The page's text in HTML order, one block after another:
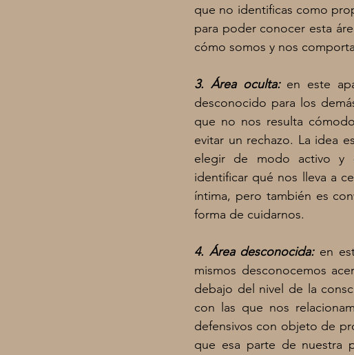
que no identificas como
para poder conocer esta
cómo somos y nos
3. Área oculta: en este
desconocido para los
que no nos resulta
evitar un rechazo. La idea
elegir de modo activo y
identificar qué nos lleva a
íntima, pero también es
forma de cuidarnos.
4. Área desconocida: en
mismos desconocemos
debajo del nivel de la
con las que nos
defensivos con objeto de
que esa parte de nuestra